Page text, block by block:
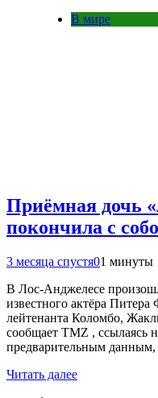
В мире
Приёмная дочь
покончила с
3 месяца спустя01 минуты
В Лос-Анджелесе
известного актёра
лейтенанта Коломбо,
сообщает TMZ , ссылаясь
предварительным
Читать далее